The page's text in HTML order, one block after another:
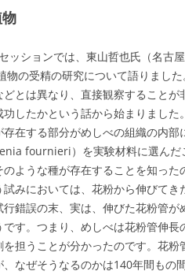
ッションでは、東山哲也氏（名古
物の受精の研究について語りまし
とは異なり、直接観察すること
したかという話から始まりまし
在する部分がめしべの組織の内
fournieri）を実験材料に選んだ
ような種が存在することを知っ
みにおいては、花粉から伸びて
錯誤の末、実は、伸びた花粉管
です。つまり、めしべは花粉管伸
担うことが分かったのです。花
、なぜそうなるのかは140年間もの